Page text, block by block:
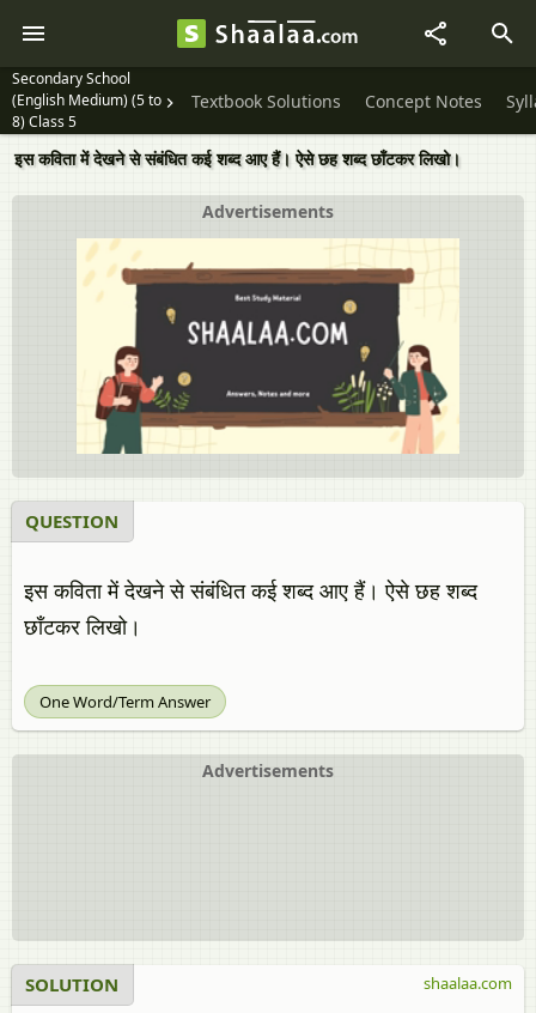
Secondary School
(English Medium) (5 to
8) Class 5
Textbook Solutions Concept Notes
इस कविता में देखने से संबंधित कई शब्द आए हैं। ऐसे छह शब्द छाँटकर लिखो।
Advertisements
QUESTION
इस कविता में देखने से संबंधित कई शब्द आए हैं। ऐसे छह शब्द
छाँटकर लिखो।
One Word/Term Answer
Advertisements
SOLUTION shaalaa.com